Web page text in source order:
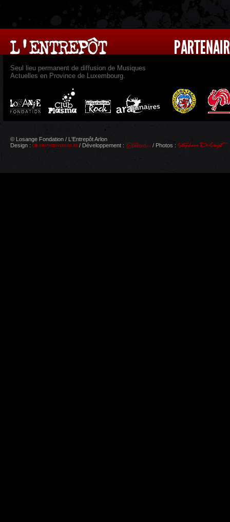
Seul lieu permanent de diffusion de Musiques
Actuelles en Province de Luxembourg.
© Losange Fondation / L'Entrepôt Arlon
Design :
/ Développement : / Photos :